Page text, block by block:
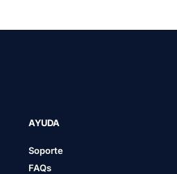
AYUDA
Soporte
FAQs